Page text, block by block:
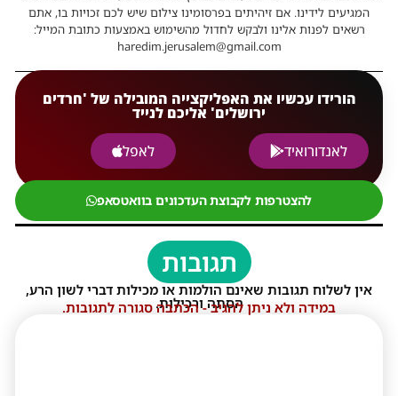
המגיעים לידינו. אם זיהיתים בפרסומינו צילום שיש לכם זכויות בו, אתם
רשאים לפנות אלינו ולבקש לחדול מהשימוש באמצעות כתובת המייל:
haredim.jerusalem@gmail.com
הורידו עכשיו את האפליקצייה המובילה של 'חרדים
ירושלים' אליכם לנייד
לאנדורואיד
לאפל
להצטרפות לקבוצת העדכונים בוואטסאפ
תגובות
אין לשלוח תגובות שאינם הולמות או מכילות דברי לשון הרע,
הסתה ורכילות.
במידה ולא ניתן להגיב - הכתבה סגורה לתגובות.